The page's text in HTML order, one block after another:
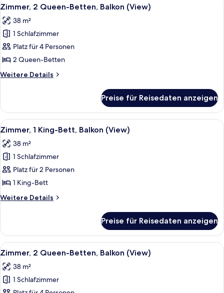
(View)
Fotos
für
Zimmer,
2 Queen-
Betten,
Balkon
(View)
4
Zimmer, 2 Queen-Betten, Balkon (View)
38 m²
1 Schlafzimmer
Platz für 4 Personen
2 Queen-Betten
Weitere Details
Weitere
2 Queen-
Betten,
Balkon
Preise für Reisedaten anzeigen
Alle
Fotos
für
Zimmer,
1 King-
Bett,
Balkon
(View)
Ein Hotelzimmer mit einem großen
4
Zimmer, 1 King-Bett, Balkon (View)
38 m²
1 Schlafzimmer
Platz für 2 Personen
1 King-Bett
Weitere Details
Weitere
1 King-
Bett,
Balkon
Preise für Reisedaten anzeigen
Alle
Fotos
für
Zimmer,
Ein mehrgeschossiges Atrium mit
4
Zimmer, 2 Queen-Betten, Balkon (View)
38 m²
1 Schlafzimmer